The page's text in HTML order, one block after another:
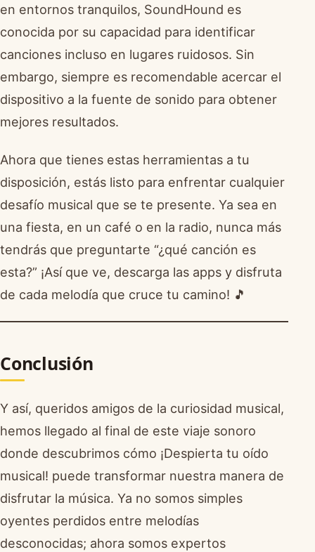
en entornos tranquilos, SoundHound es
conocida por su capacidad para identificar
canciones incluso en lugares ruidosos. Sin
embargo, siempre es recomendable acercar el
dispositivo a la fuente de sonido para obtener
mejores resultados.
Ahora que tienes estas herramientas a tu
disposición, estás listo para enfrentar cualquier
desafío musical que se te presente. Ya sea en
una fiesta, en un café o en la radio, nunca más
tendrás que preguntarte “¿qué canción es
esta?” ¡Así que ve, descarga las apps y disfruta
de cada melodía que cruce tu camino! 🎵
Conclusión
Y así, queridos amigos de la curiosidad musical,
hemos llegado al final de este viaje sonoro
donde descubrimos cómo ¡Despierta tu oído
musical! puede transformar nuestra manera de
disfrutar la música. Ya no somos simples
oyentes perdidos entre melodías
desconocidas; ahora somos expertos